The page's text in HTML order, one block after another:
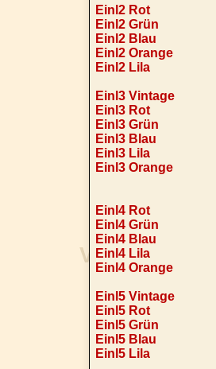
Einl2 Rot
Einl2 Grün
Einl2 Blau
Einl2 Orange
Einl2 Lila
Einl3 Vintage
Einl3 Rot
Einl3 Grün
Einl3 Blau
Einl3 Lila
Einl3 Orange
Einl4 Rot
Einl4 Grün
Einl4 Blau
Einl4 Lila
Einl4 Orange
Einl5 Vintage
Einl5 Rot
Einl5 Grün
Einl5 Blau
Einl5 Lila